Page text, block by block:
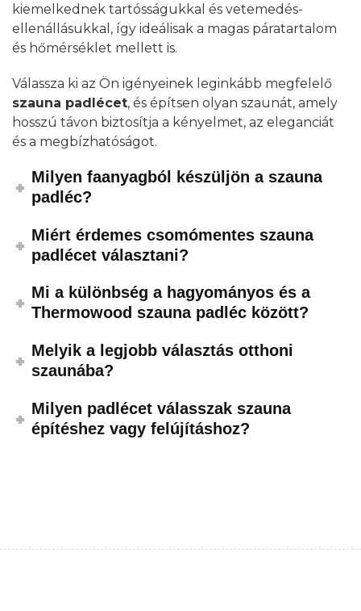
kiemelkednek tartósságukkal és vetemedés-
ellenállásukkal, így ideálisak a magas páratartalom
és hőmérséklet mellett is.
Válassza ki az Ön igényeinek leginkább megfelelő
szauna padlécet, és építsen olyan szaunát, amely
hosszú távon biztosítja a kényelmet, az eleganciát
és a megbízhatóságot.
Milyen faanyagból készüljön a szauna
padléc?
Miért érdemes csomómentes szauna
padlécet választani?
Mi a különbség a hagyományos és a
Thermowood szauna padléc között?
Melyik a legjobb választás otthoni
szaunába?
Milyen padlécet válasszak szauna
építéshez vagy felújításhoz?